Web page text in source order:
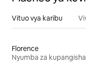
Vituo vya karibu
Florence